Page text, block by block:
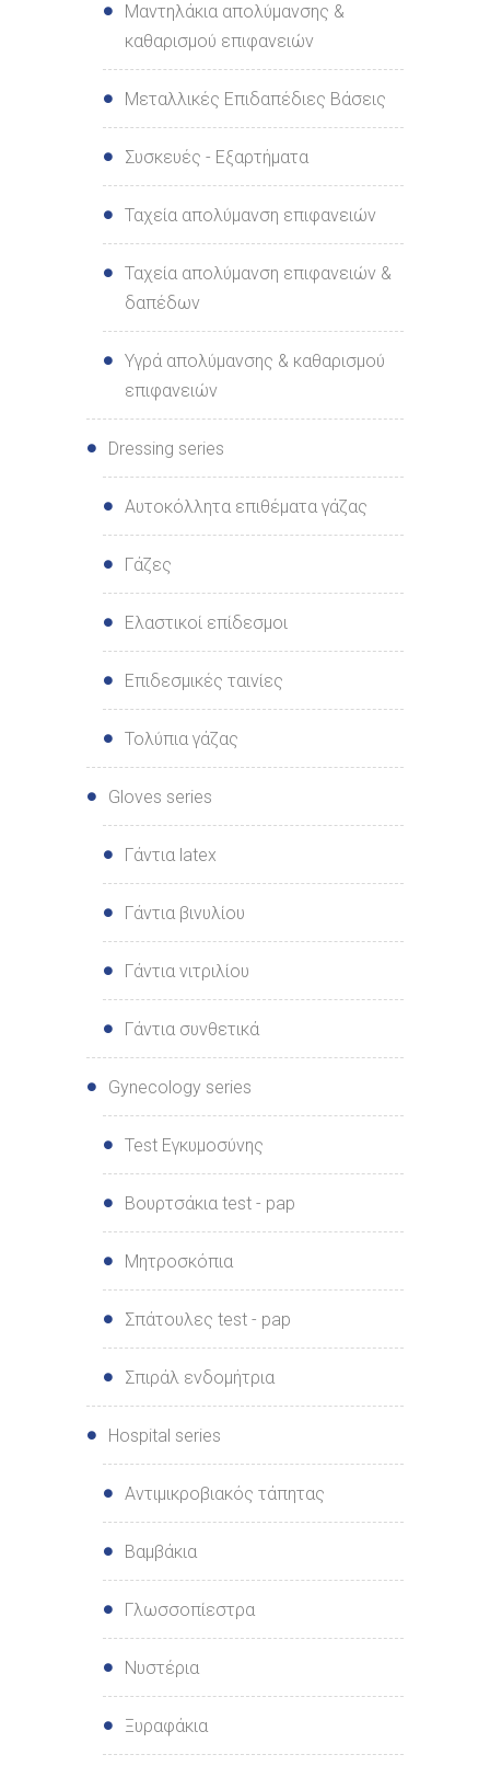
Μαντηλάκια απολύμανσης &
καθαρισμού επιφανειών
Μεταλλικές Επιδαπέδιες Βάσεις
Συσκευές - Εξαρτήματα
Ταχεία απολύμανση επιφανειών
Ταχεία απολύμανση επιφανειών &
δαπέδων
Υγρά απολύμανσης & καθαρισμού
επιφανειών
Dressing series
Αυτοκόλλητα επιθέματα γάζας
Γάζες
Ελαστικοί επίδεσμοι
Επιδεσμικές ταινίες
Τολύπια γάζας
Gloves series
Γάντια latex
Γάντια βινυλίου
Γάντια νιτριλίου
Γάντια συνθετικά
Gynecology series
Test Εγκυμοσύνης
Βουρτσάκια test - pap
Μητροσκόπια
Σπάτουλες test - pap
Σπιράλ ενδομήτρια
Hospital series
Αντιμικροβιακός τάπητας
Βαμβάκια
Γλωσσοπίεστρα
Νυστέρια
Ξυραφάκια